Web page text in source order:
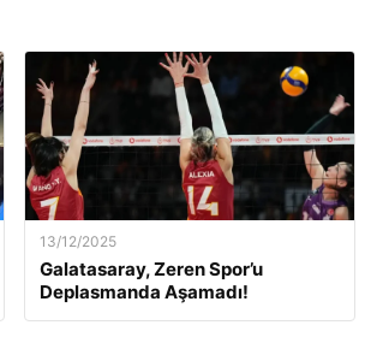
13/12/2025
Galatasaray, Zeren Spor’u
Deplasmanda Aşamadı!